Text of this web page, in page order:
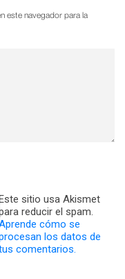
este navegador para la
sitio usa Akismet
reducir el spam.
cómo se
los datos de
comentarios.